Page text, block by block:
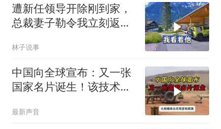
遭新任领导开除刚到家，
总裁妻子勒令我立刻返
林子说事
中国向全球宣布：又一张
国家名片诞生！该技术全
最新声音